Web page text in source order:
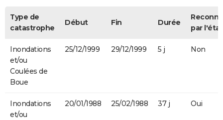
Type de
catastrophe
Début Fin Durée
par l'état
Inondations
et/ou
Coulées de
Boue
25/12/1999 29/12/1999 5 j Non
Inondations
et/ou
20/01/1988 25/02/1988 37 j Oui